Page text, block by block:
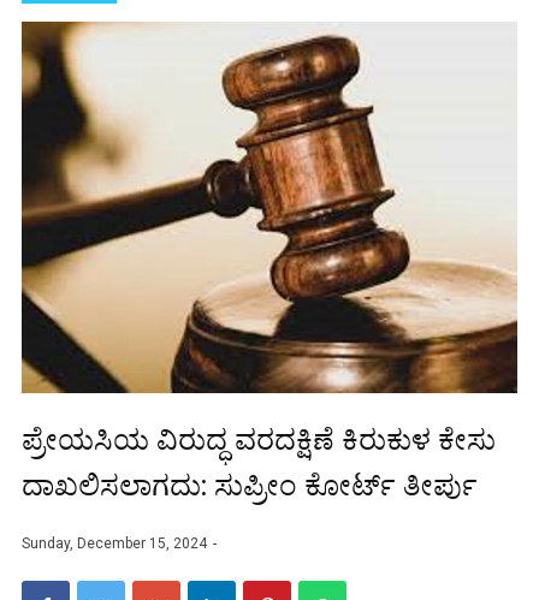
ಪ್ರೇಯಸಿಯ ವಿರುದ್ಧ ವರದಕ್ಷಿಣೆ ಕಿರುಕುಳ ಕೇಸು
ದಾಖಲಿಸಲಾಗದು: ಸುಪ್ರೀಂ ಕೋರ್ಟ್ ತೀರ್ಪು
Sunday, December 15, 2024